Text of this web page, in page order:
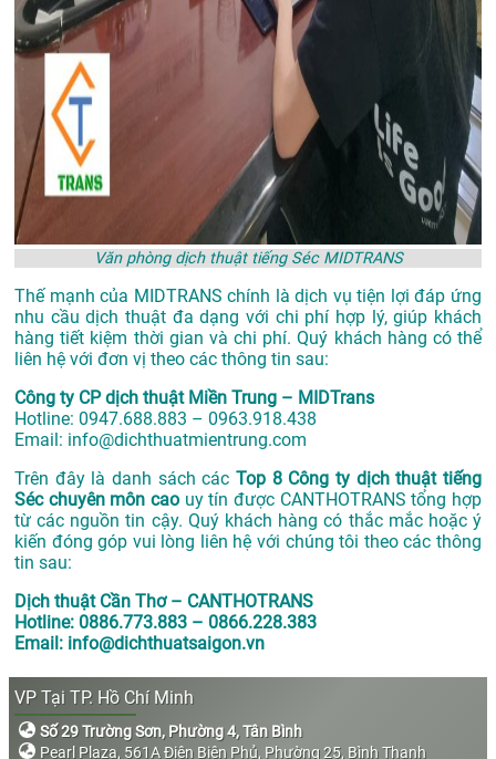
Văn phòng dịch thuật tiếng Séc MIDTRANS
Thế mạnh của MIDTRANS chính là dịch vụ tiện lợi đáp ứng
nhu cầu dịch thuật đa dạng với chi phí hợp lý, giúp khách
hàng tiết kiệm thời gian và chi phí. Quý khách hàng có thể
liên hệ với đơn vị theo các thông tin sau:
Công ty CP dịch thuật Miền Trung – MIDTrans
Hotline: 0947.688.883 – 0963.918.438
Email: info@dichthuatmientrung.com
Trên đây là danh sách các Top 8 Công ty dịch thuật tiếng
Séc chuyên môn cao uy tín được CANTHOTRANS tổng hợp
từ các nguồn tin cậy. Quý khách hàng có thắc mắc hoặc ý
kiến đóng góp vui lòng liên hệ với chúng tôi theo các thông
tin sau:
Dịch thuật Cần Thơ – CANTHOTRANS
Hotline: 0886.773.883 – 0866.228.383
Email: info@dichthuatsaigon.vn
VP Tại TP. Hồ Chí Minh
Số 29 Trường Sơn, Phường 4, Tân Bình
Pearl Plaza, 561A Điện Biên Phủ, Phường 25, Bình Thạnh